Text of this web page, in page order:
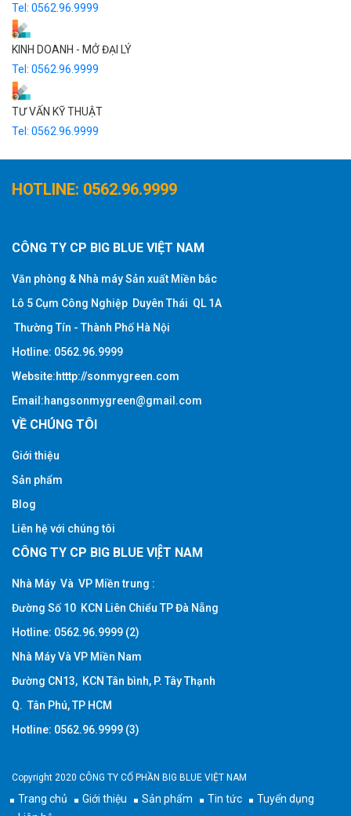
SƠN CHỐNG THẤM
BỘT BẢ
SƠN TRANG TRÍ
Tel: 0562.96.9999
KINH DOANH - MỞ ĐẠI LÝ
Tel: 0562.96.9999
TƯ VẤN KỸ THUẬT
Tel: 0562.96.9999
HOTLINE: 0562.96.9999
CÔNG TY CP BIG BLUE VIỆT NAM
Văn phòng & Nhà máy Sản xuất Miền bắc
Lô 5 Cụm Công Nghiệp Duyên Thái QL 1A
Thường Tín - Thành Phố Hà Nội
Hotline: 0562.96.9999
Website:htttp://sonmygreen.com
Email:hangsonmygreen@gmail.com
VỀ CHÚNG TÔI
Giới thiệu
Sản phẩm
Blog
Liên hệ với chúng tôi
CÔNG TY CP BIG BLUE VIỆT NAM
Nhà Máy Và VP Miền trung :
Đường Số 10 KCN Liên Chiểu TP Đà Nẵng
Hotline: 0562.96.9999 (2)
Nhà Máy Và VP Miền Nam
Đường CN13, KCN Tân bình, P. Tây Thạnh
Q. Tân Phú, TP HCM
Hotline: 0562.96.9999 (3)
Copyright 2020 CÔNG TY CỔ PHẦN BIG BLUE VIỆT NAM
Trang chủ Giới thiệu Sản phẩm Tin tức
Tuyển dụng